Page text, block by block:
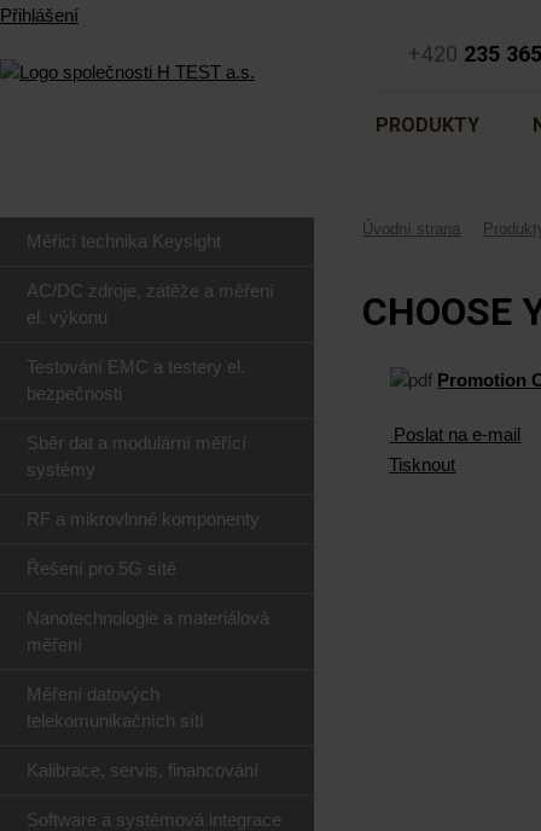
+420 235
PRODUKTY
Přihlášení
Úvodní strana
CHOOSE
Promotion
Poslat na e-mail
Tisknout
Měřicí technika Keysight
AC/DC zdroje, zátěže a měření
el. výkonu
Testování EMC a testery el.
bezpečnosti
Sběr dat a modulární měřící
systémy
RF a mikrovlnné komponenty
Řešení pro 5G sítě
Nanotechnologie a materiálová
měření
Měření datových
telekomunikačních sítí
Kalibrace, servis, financování
Software a systémová integrace